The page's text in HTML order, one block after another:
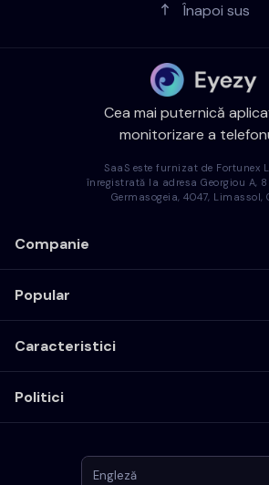
Înapoi sus
Cea mai puternică
monitorizare a
SaaS este furnizat de Fortunex
înregistrată la adresa Georgiou A,
Germasogeia, 4047, Limassol,
Companie
Popular
Caracteristici
Politici
Engleză